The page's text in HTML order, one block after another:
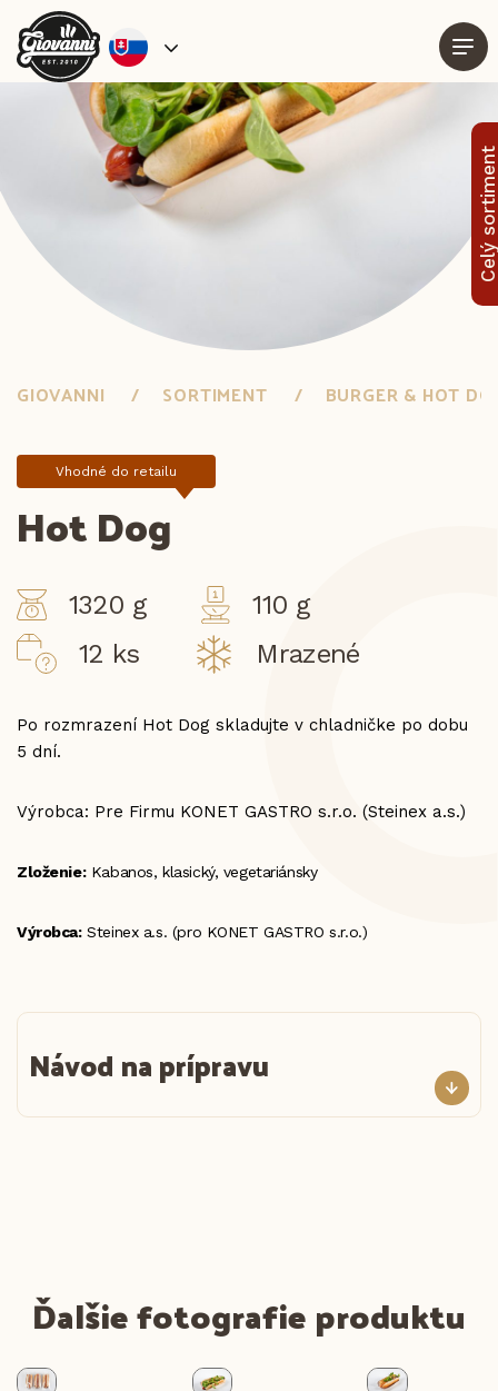
Celý sortiment
GIOVANNI SORTIMENT BURGER & HOT
Vhodné do retailu
Hot Dog
1320 g
110 g
12 ks
Mrazené
Po rozmrazení Hot Dog skladujte v chladničke po dobu
5 dní.
Výrobca: Pre Firmu KONET GASTRO s.r.o. (Steinex a.s.)
Zloženie:Kabanos, klasický, vegetariánsky
Výrobca:Steinex a.s. (pro KONET GASTRO s.r.o.)
Návod na prípravu
Ďalšie fotografie produktu